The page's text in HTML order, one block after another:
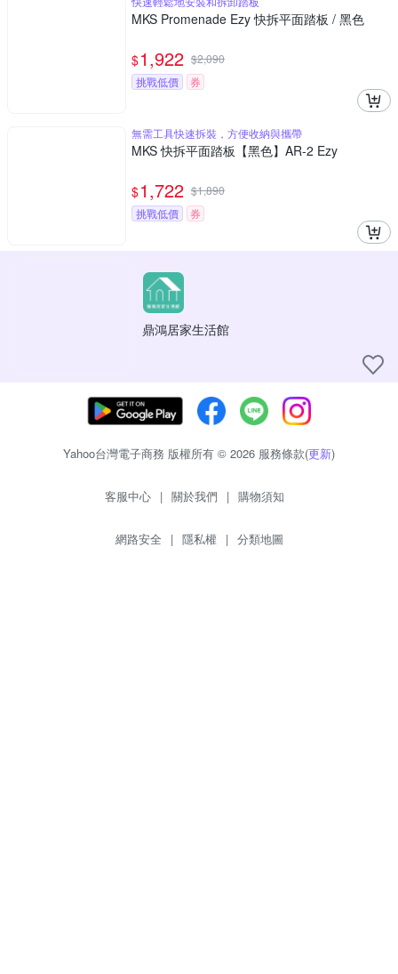
MKS Promenade Ezy 快拆平面踏板 / 黑色
$1,922 $2,090
挑戰低價
券
無需工具快速拆裝，方便收納與攜帶
MKS 快拆平面踏板【黑色】AR-2 Ezy
$1,722 $1,890
挑戰低價
券
鼎鴻居家生活館
Yahoo台灣電子商務 版權所有 © 2026 服務條款(更新)
客服中心 | 關於我們 | 購物須知
網路安全 | 隱私權 | 分類地圖